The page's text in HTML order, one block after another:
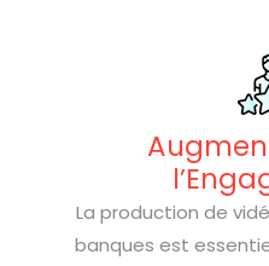
La production de
banques est